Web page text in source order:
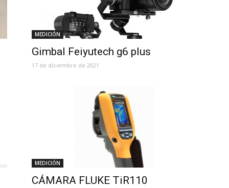
MEDICIÓN
Gimbal Feiyutech g6 plus
17 de diciembre de 2021
MEDICIÓN
CÁMARA FLUKE TiR110